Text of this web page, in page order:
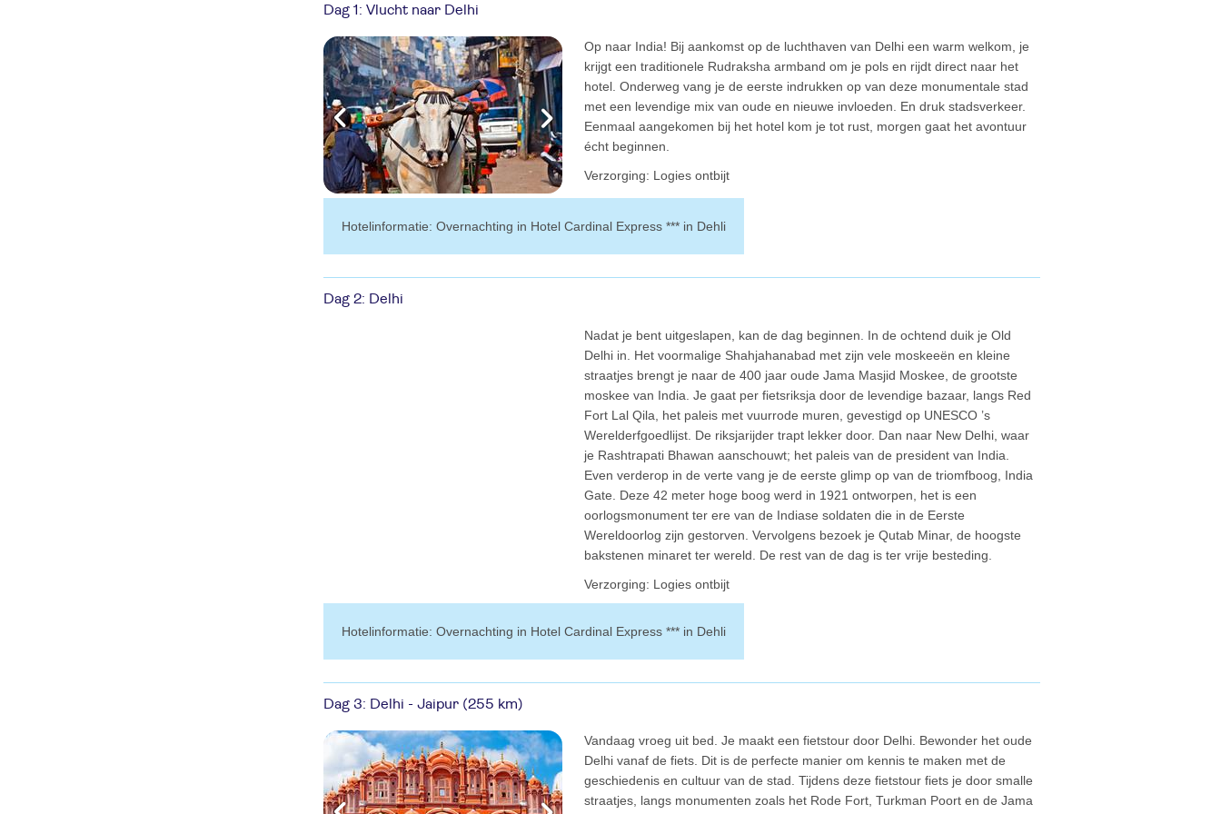
Dag 1: Vlucht naar Delhi
Op naar India! Bij aankomst op de luchthaven van Delhi een warm welkom, je
krijgt een traditionele Rudraksha armband om je pols en rijdt direct naar het
hotel. Onderweg vang je de eerste indrukken op van deze monumentale stad
met een levendige mix van oude en nieuwe invloeden. En druk stadsverkeer.
Eenmaal aangekomen bij het hotel kom je tot rust, morgen gaat het avontuur
écht beginnen.
verzorging: Logies ontbijt
hotelinformatie: Overnachting in Hotel Cardinal Express *** in Dehli
Dag 2: Delhi
Nadat je bent uitgeslapen, kan de dag beginnen. In de ochtend duik je Old
Delhi in. Het voormalige Shahjahanabad met zijn vele moskeeën en kleine
straatjes brengt je naar de 400 jaar oude Jama Masjid Moskee, de grootste
moskee van India. Je gaat per fietsriksja door de levendige bazaar, langs Red
Fort Lal Qila, het paleis met vuurrode muren, gevestigd op UNESCO ’s
Werelderfgoedlijst. De riksjarijder trapt lekker door. Dan naar New Delhi, waar
je Rashtrapati Bhawan aanschouwt; het paleis van de president van India.
Even verderop in de verte vang je de eerste glimp op van de triomfboog, India
Gate. Deze 42 meter hoge boog werd in 1921 ontworpen, het is een
oorlogsmonument ter ere van de Indiase soldaten die in de Eerste
Wereldoorlog zijn gestorven. Vervolgens bezoek je Qutab Minar, de hoogste
bakstenen minaret ter wereld. De rest van de dag is ter vrije besteding.
verzorging: Logies ontbijt
hotelinformatie: Overnachting in Hotel Cardinal Express *** in Dehli
Dag 3: Delhi - Jaipur (255 km)
Vandaag vroeg uit bed. Je maakt een fietstour door Delhi. Bewonder het oude
Delhi vanaf de fiets. Dit is de perfecte manier om kennis te maken met de
geschiedenis en cultuur van de stad. Tijdens deze fietstour fiets je door smalle
straatjes, langs monumenten zoals het Rode Fort, Turkman Poort en de Jama